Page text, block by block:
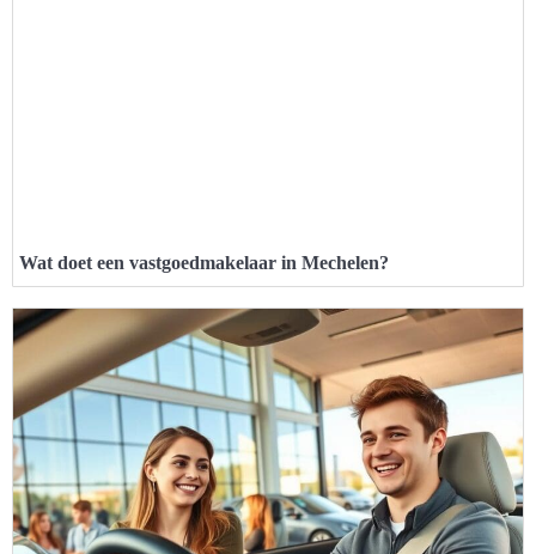
Wat doet een vastgoedmakelaar in Mechelen?